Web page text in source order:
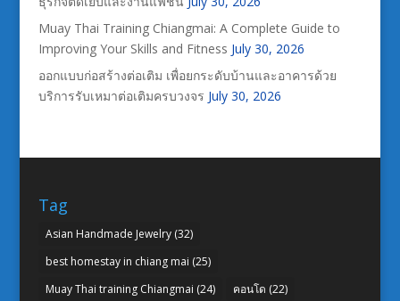
Muay Thai Training Chiangmai: A Complete Guide to
Improving Your Skills and Fitness July 30, 2026
ออกแบบก่อสร้างต่อเติม เพื่อยกระดับบ้านและอาคารด้วย
บริการรับเหมาต่อเติมครบวงจร July 30, 2026
Tag
Asian Handmade Jewelry(32)
best homestay in chiang mai (25)
Muay Thai training Chiangmai (24) คอนโด (22)